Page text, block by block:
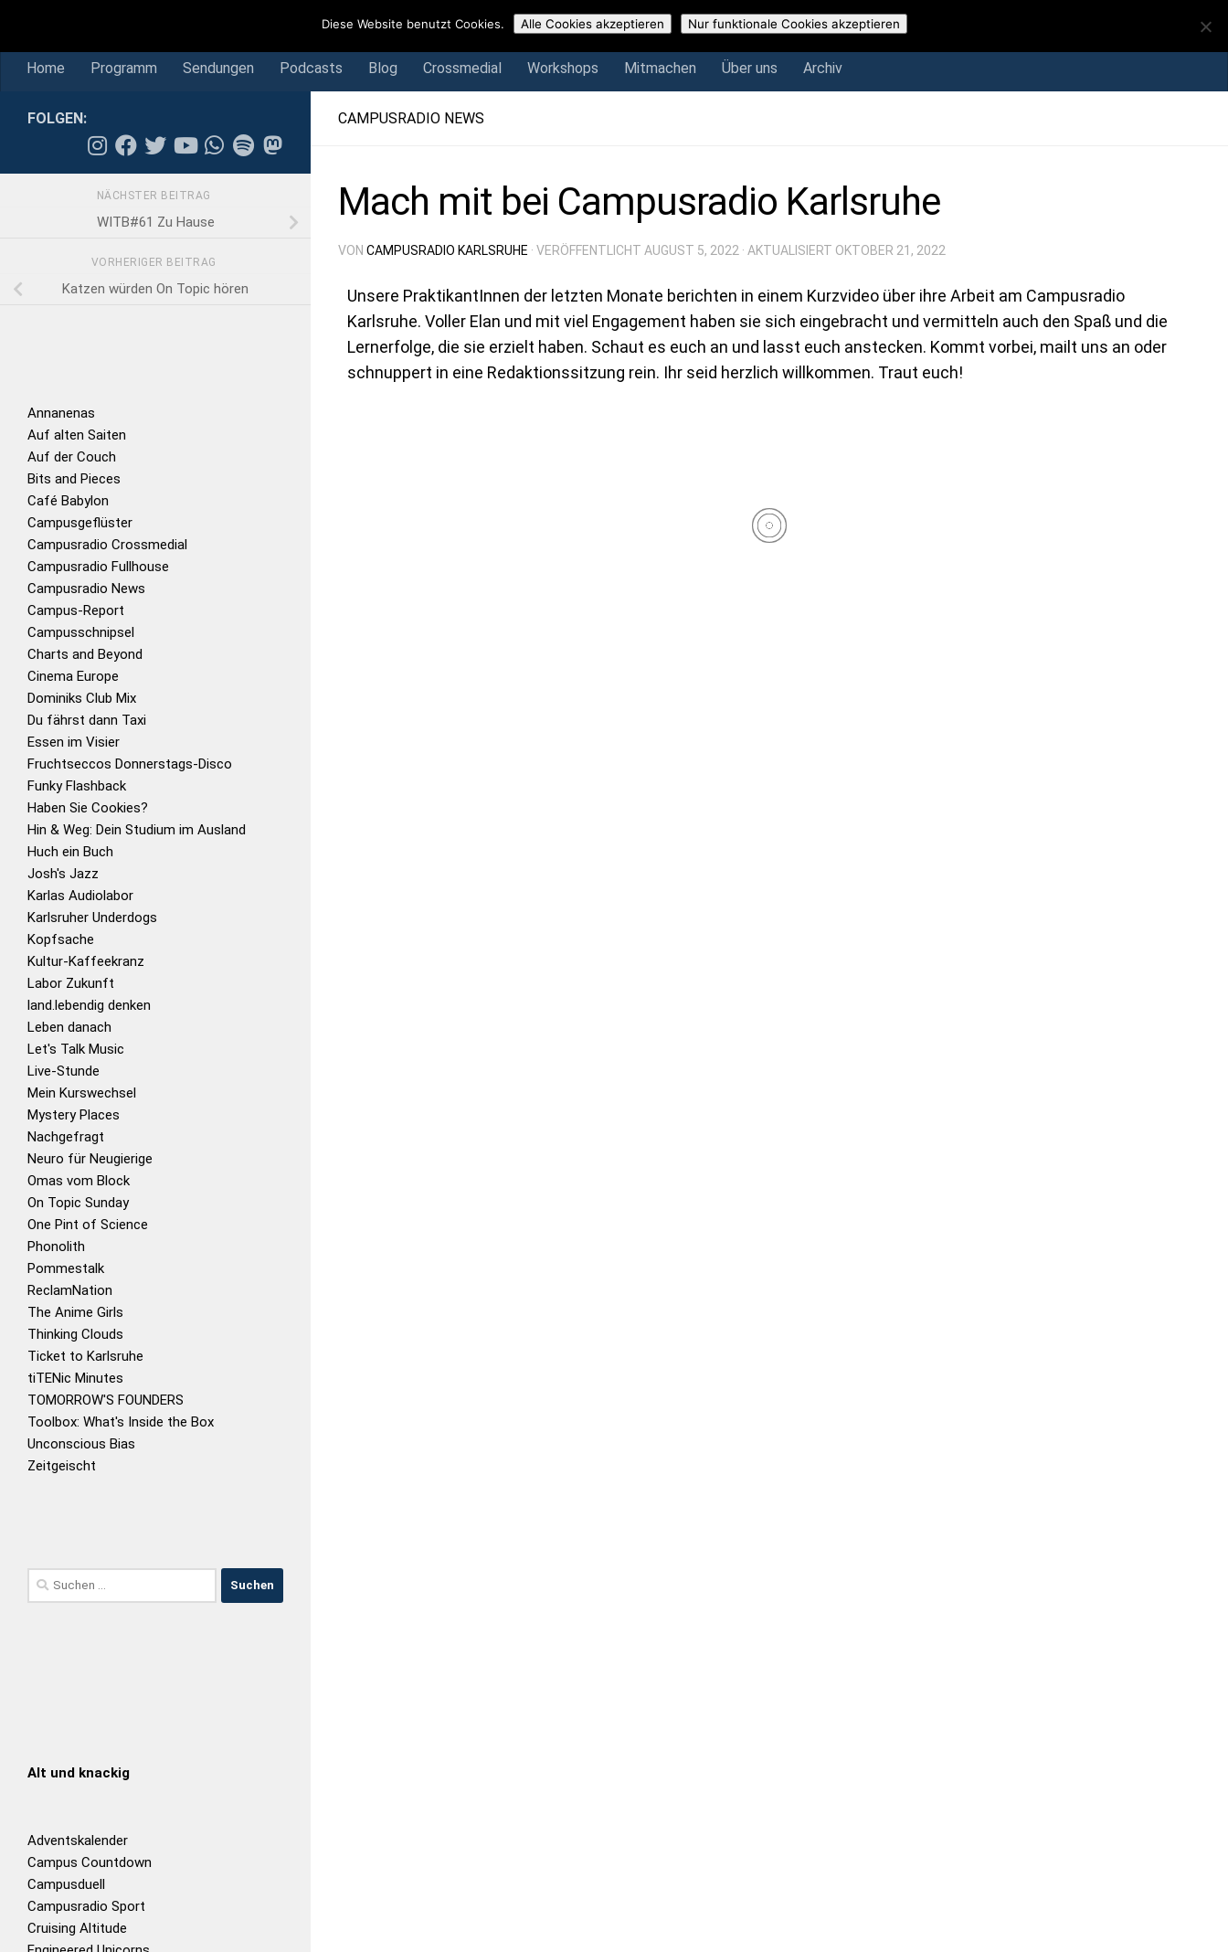
Podcasts Blog Crossmedial Workshops Mitmachen Über uns Archiv
Home Programm Sendungen Podcasts Blog Crossmedial Workshops Mitmachen Über uns Archiv
CAMPUSRADIO NEWS
Mach mit bei Campusradio Karlsruhe
VON CAMPUSRADIO KARLSRUHE · VERÖFFENTLICHT AUGUST 5, 2022 · AKTUALISIERT OKTOBER 21, 2022
Unsere PraktikantInnen der letzten Monate berichten in einem Kurzvideo über ihre Arbeit am Campusradio
Karlsruhe. Voller Elan und mit viel Engagement haben sie sich eingebracht und vermitteln auch den Spaß und die
Lernerfolge, die sie erzielt haben. Schaut es euch an und lasst euch anstecken. Kommt vorbei, mailt uns an oder
schnuppert in eine Redaktionssitzung rein. Ihr seid herzlich willkommen. Traut euch!
FOLGEN:
NÄCHSTER BEITRAG
WITB#61 Zu Hause
VORHERIGER BEITRAG
Katzen würden On Topic hören
Annanenas
Auf alten Saiten
Auf der Couch
Bits and Pieces
Café Babylon
Campusgeflüster
Campusradio Crossmedial
Campusradio Fullhouse
Campusradio News
Campus-Report
Campusschnipsel
Charts and Beyond
Cinema Europe
Dominiks Club Mix
Du fährst dann Taxi
Essen im Visier
Fruchtseccos Donnerstags-Disco
Funky Flashback
Haben Sie Cookies?
Hin & Weg: Dein Studium im Ausland
Huch ein Buch
Josh's Jazz
Karlas Audiolabor
Karlsruher Underdogs
Kopfsache
Kultur-Kaffeekranz
Labor Zukunft
land.lebendig denken
Leben danach
Let's Talk Music
Live-Stunde
Mein Kurswechsel
Mystery Places
Nachgefragt
Neuro für Neugierige
Omas vom Block
On Topic Sunday
One Pint of Science
Phonolith
Pommestalk
ReclamNation
The Anime Girls
Thinking Clouds
Ticket to Karlsruhe
tiTENic Minutes
TOMORROW'S FOUNDERS
Toolbox: What's Inside the Box
Unconscious Bias
Zeitgeischt
Alt und knackig
Adventskalender
Campus Countdown
Campusduell
Campusradio Sport
Cruising Altitude
Diese Website benutzt Cookies. Alle Cookies akzeptieren Nur funktionale Cookies akzeptieren